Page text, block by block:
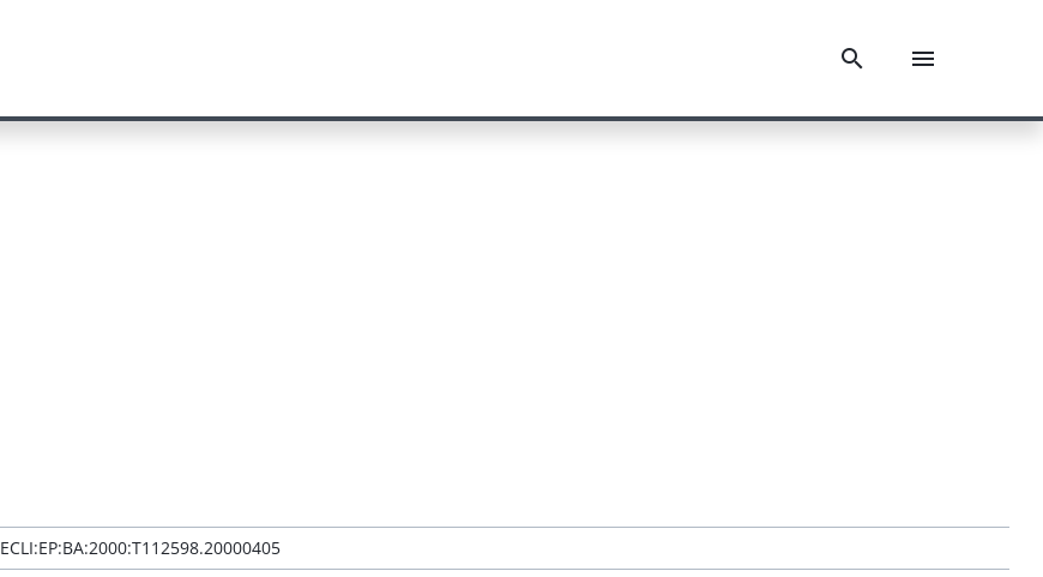
ECLI:EP:BA:2000:T112598.20000405